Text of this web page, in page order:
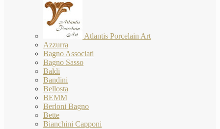
Atlantis Porcelain Art
Azzurra
Bagno Associati
Bagno Sasso
Baldi
Bandini
Bellosta
BEMM
Berloni Bagno
Bette
Bianchini Capponi